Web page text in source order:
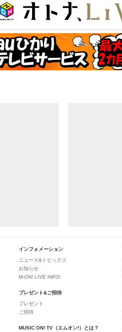
インフォメーション
ニュース&トピックス
お知らせ
M-ON! LIVE INFO!
プレゼント&ご招待
プレゼント
ご招待
MUSIC ON! TV（エムオン!）とは？